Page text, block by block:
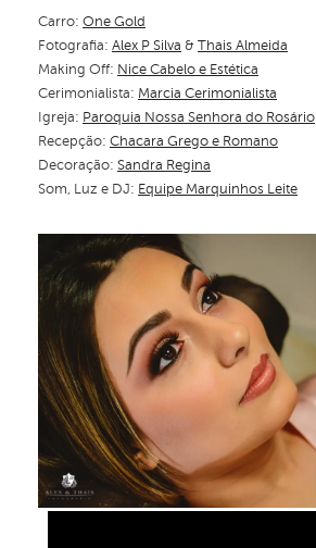
Carro: One Gold
Fotografia: Alex P Silva & Thais Almeida
Making Off: Nice Cabelo e Estética
Cerimonialista: Marcia Cerimonialista
Igreja: Paroquia Nossa Senhora do Rosário
Recepção: Chacara Grego e Romano
Decoração: Sandra Regina
Som, Luz e DJ: Equipe Marquinhos Leite